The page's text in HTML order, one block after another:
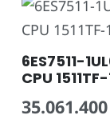
6ES7511-
CPU
35.061.400